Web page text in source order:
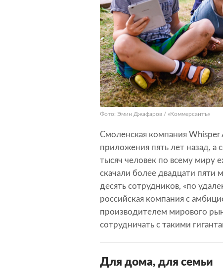
Фото: Эмин Джафаров / «Коммерсантъ»
Смоленская компания
приложения пять лет назад, а
тысяч человек по всему миру
скачали более двадцати пяти
десять сотрудников, «по
российская компания с
производителем мирового
сотрудничать с такими
Для дома, для семьи